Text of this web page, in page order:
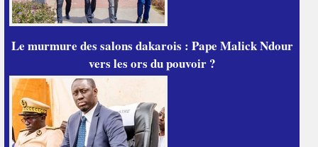
Le murmure des salons dakarois : Pape Malick Ndour
vers les ors du pouvoir ?